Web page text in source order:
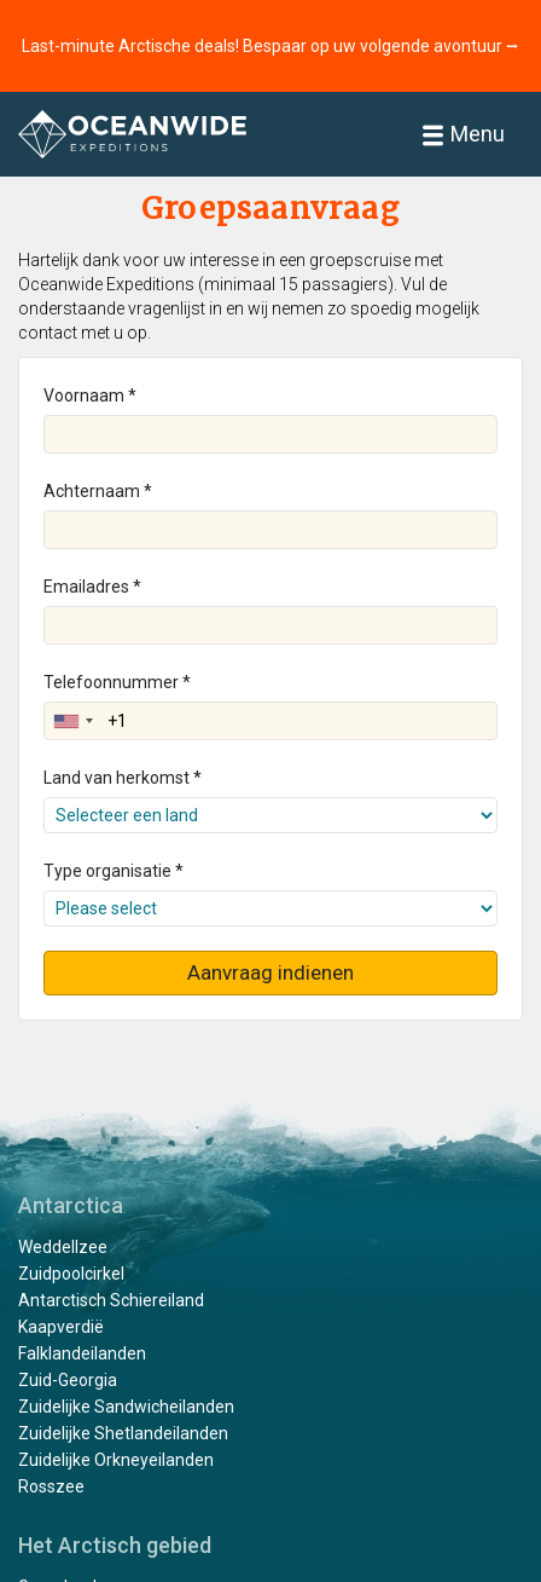
Last-minute Arctische deals! Bespaar op uw volgende avontuur ⭢
Menu
Home
Groepsaanvraag
Hartelijk dank voor uw interesse in een groepscruise met
Oceanwide Expeditions (minimaal 15 passagiers). Vul de
onderstaande vragenlijst in en wij nemen zo spoedig mogelijk
contact met u op.
Voornaam *
Achternaam *
Emailadres *
Telefoonnummer *
Land van herkomst *
Type organisatie *
Aanvraag indienen
Antarctica
Weddellzee
Zuidpoolcirkel
Antarctisch Schiereiland
Kaapverdië
Falklandeilanden
Zuid-Georgia
Zuidelijke Sandwicheilanden
Zuidelijke Shetlandeilanden
Zuidelijke Orkneyeilanden
Rosszee
Het Arctisch gebied